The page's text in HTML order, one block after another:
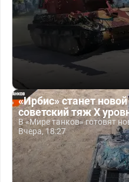
«Ирбис» станет
советский тяж X
В «Мире танков» готовят
Вчера, 18:27